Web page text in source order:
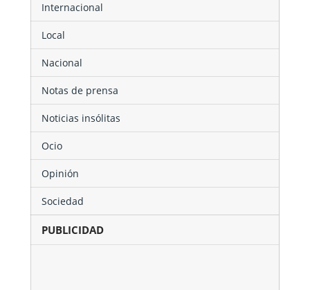
Internacional
Local
Nacional
Notas de prensa
Noticias insólitas
Ocio
Opinión
Sociedad
PUBLICIDAD